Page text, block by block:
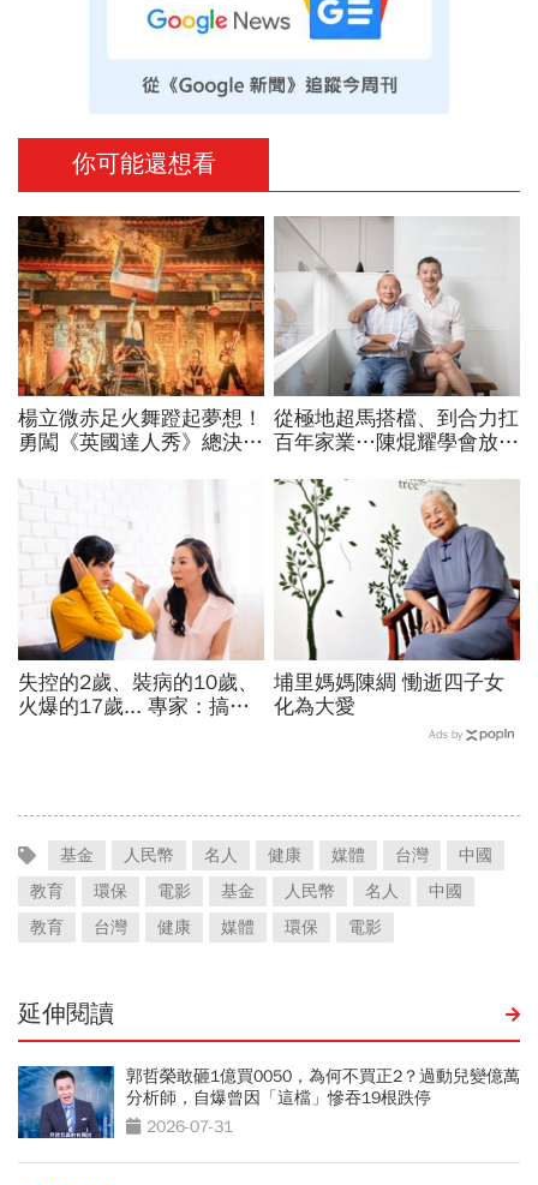
你可能還想看
楊立微赤足火舞蹬起夢想！
勇闖《英國達人秀》總決
與淚：我想一路舞到99歲
從極地超馬搭檔、到合力扛
百年家業…陳焜耀學會放
線！一窺合隆毛廠接班學
失控的2歲、裝病的10歲、
火爆的17歲... 專家：搞懂
埔里媽媽陳綢 慟逝四子女
化為大愛
Ads by
基金 人民幣 名人 健康 媒體 台灣
中國
教育
環保 電影 基金 人民幣 名人
中國
教育
台灣 健康 媒體 環保 電影
延伸閱讀
郭哲榮敢砸1億買0050，為何不買正2？過動兒變億萬
分析師，自爆曾因「這檔」慘吞19根跌停
2026-07-31